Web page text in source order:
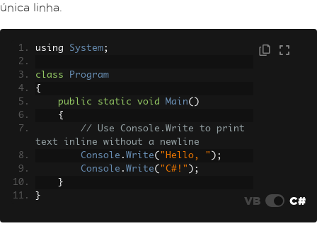
única linha.
using System;
class
Program
{
public
static void Main()
{
// Use Console.Write to print
text inline without a newline
Console . Write( "Hello, " );
Console . Write( "C#!" );
}
}
VB C#